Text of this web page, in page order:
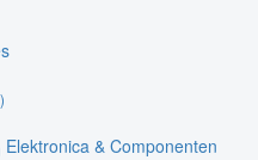
Elektronica & Componenten